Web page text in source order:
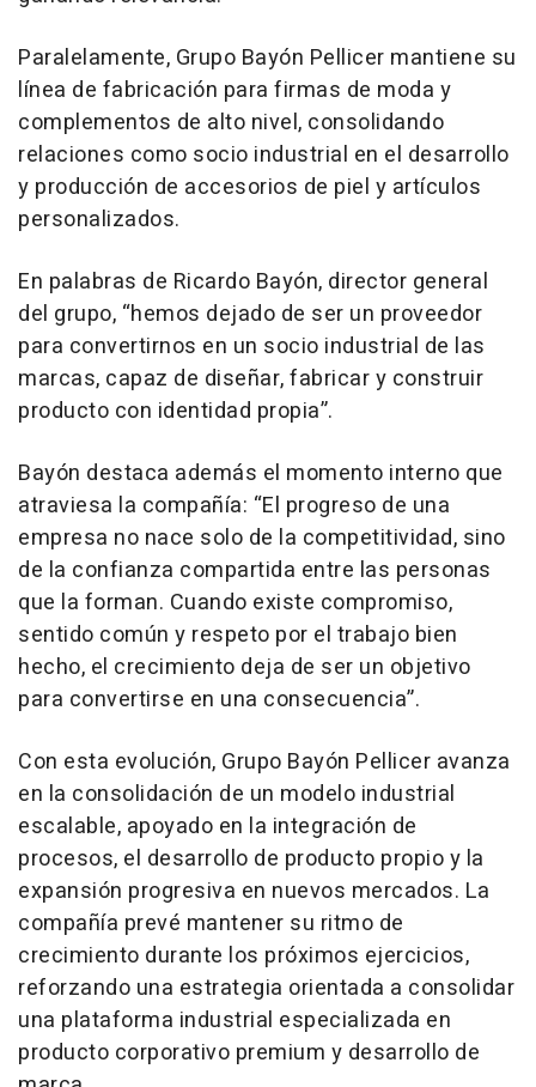
Paralelamente, Grupo Bayón Pellicer mantiene su
línea de fabricación para firmas de moda y
complementos de alto nivel, consolidando
relaciones como socio industrial en el desarrollo
y producción de accesorios de piel y artículos
personalizados.
En palabras de Ricardo Bayón, director general
del grupo, “hemos dejado de ser un proveedor
para convertirnos en un socio industrial de las
marcas, capaz de diseñar, fabricar y construir
producto con identidad propia”.
Bayón destaca además el momento interno que
atraviesa la compañía: “El progreso de una
empresa no nace solo de la competitividad, sino
de la confianza compartida entre las personas
que la forman. Cuando existe compromiso,
sentido común y respeto por el trabajo bien
hecho, el crecimiento deja de ser un objetivo
para convertirse en una consecuencia”.
Con esta evolución, Grupo Bayón Pellicer avanza
en la consolidación de un modelo industrial
escalable, apoyado en la integración de
procesos, el desarrollo de producto propio y la
expansión progresiva en nuevos mercados. La
compañía prevé mantener su ritmo de
crecimiento durante los próximos ejercicios,
reforzando una estrategia orientada a consolidar
una plataforma industrial especializada en
producto corporativo premium y desarrollo de